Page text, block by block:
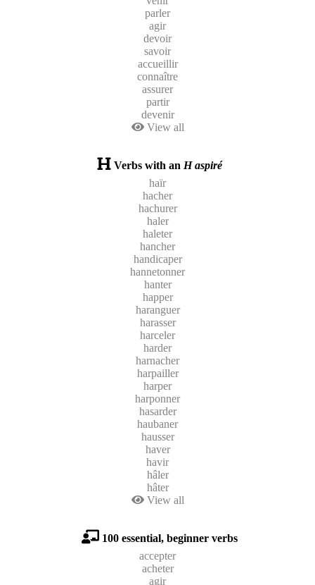
parler
agir
devoir
savoir
accueillir
connaître
assurer
partir
devenir
View all
Verbs with an H aspiré
haïr
hacher
hachurer
haler
haleter
hancher
handicaper
hannetonner
hanter
happer
haranguer
harasser
harceler
harder
harnacher
harpailler
harper
harponner
hasarder
haubaner
hausser
haver
havir
hâler
hâter
View all
100 essential, beginner verbs
accepter
acheter
agir